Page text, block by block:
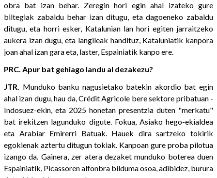
obra bat izan behar. Zeregin hori egin ahal izateko gure
biltegiak zabaldu behar izan ditugu, eta dagoeneko zabaldu
ditugu, eta horri esker, Katalunian lan hori egiten jarraitzeko
aukera izan dugu, eta langileak handituz, Kataluniatik kanpora
joan ahal izan gara eta, laster, Espainiatik kanpo ere.
PRC. Apur bat gehiago landu al dezakezu?
JTR. Munduko banku nagusietako batekin akordio bat egin
ahal izan dugu, hau da, Crédit Agricole bere sektore pribatuan -
Indosuez-ekin, eta 2025 honetan presentzia duten "merkatu"
bat irekitzen lagunduko digute. Fokua, Asiako hego-ekialdea
eta Arabiar Emirerri Batuak. Hauek dira sartzeko tokirik
egokienak aztertu ditugun tokiak. Kanpoan gure proba pilotua
izango da. Gainera, zer atera dezaket munduko boterea duen
Espainiatik, Picassoren alfonbra bilduma osoa, adibidez, burura